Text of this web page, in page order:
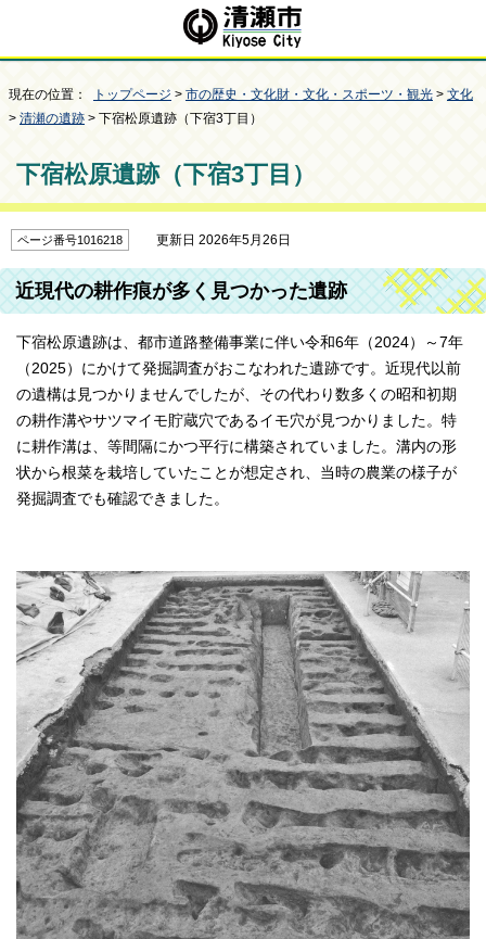
現在の位置： トップページ > 市の歴史・文化財・文化・スポーツ・観光 > 文化
> 清瀬の遺跡 > 下宿松原遺跡（下宿3丁目）
下宿松原遺跡（下宿3丁目）
ページ番号1016218 更新日 2026年5月26日
近現代の耕作痕が多く見つかった遺跡
下宿松原遺跡は、都市道路整備事業に伴い令和6年（2024）～7年
（2025）にかけて発掘調査がおこなわれた遺跡です。近現代以前
の遺構は見つかりませんでしたが、その代わり数多くの昭和初期
の耕作溝やサツマイモ貯蔵穴であるイモ穴が見つかりました。特
に耕作溝は、等間隔にかつ平行に構築されていました。溝内の形
状から根菜を栽培していたことが想定され、当時の農業の様子が
発掘調査でも確認できました。